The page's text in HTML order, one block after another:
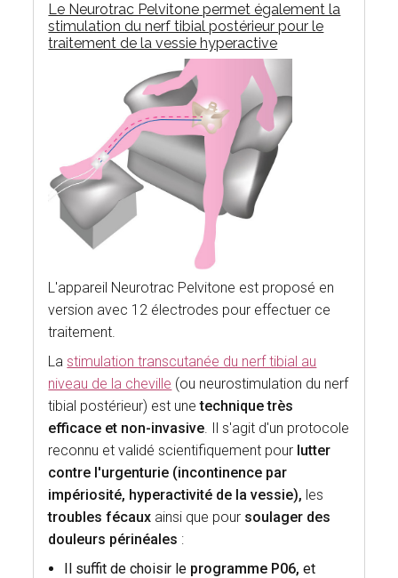
Le Neurotrac Pelvitone permet également la
stimulation du nerf tibial postérieur pour le
traitement de la vessie hyperactive
L'appareil Neurotrac Pelvitone est proposé en
version avec 12 électrodes pour effectuer ce
traitement.
Lastimulation transcutanée du nerf tibial au
niveau de la cheville (ou neurostimulation du nerf
tibial postérieur) est une technique très
efficace et non-invasive . Il s'agit d'un protocole
reconnu et validé scientifiquement pour lutter
contre l'urgenturie (incontinence par
impériosité, hyperactivité de la vessie), les
troubles fécaux ainsi que pour soulager des
douleurs périnéales :
Il suffit de choisir le programme P06, et